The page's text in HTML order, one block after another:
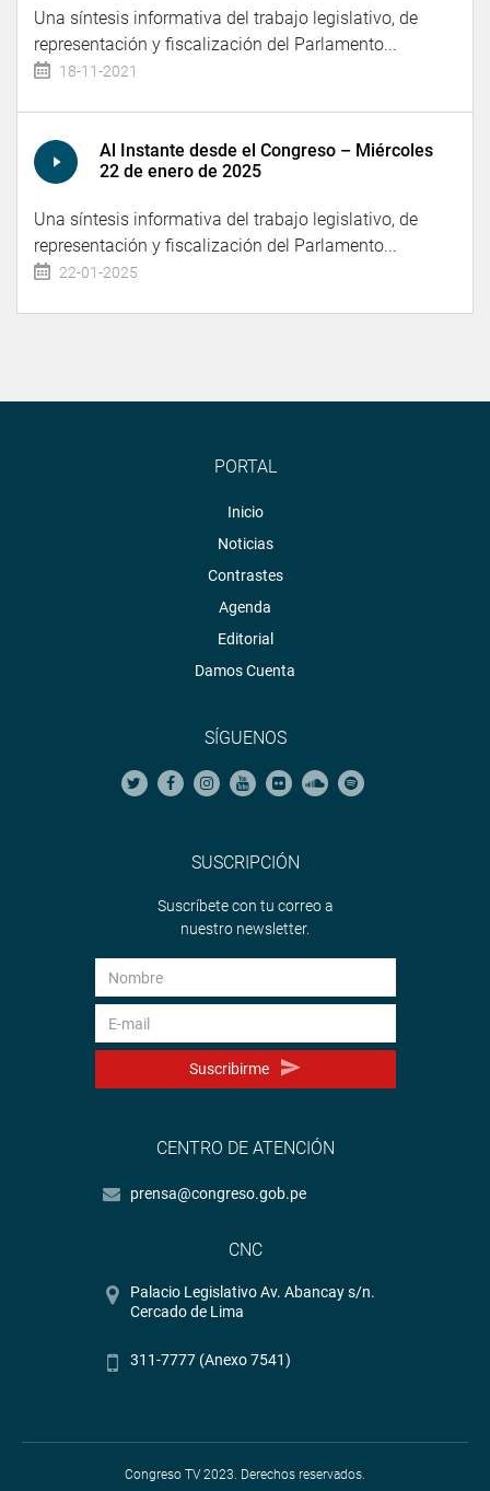
Una síntesis informativa del trabajo legislativo, de
representación y fiscalización del Parlamento...
18-11-2021
Al Instante desde el Congreso – Miércoles
22 de enero de 2025
Una síntesis informativa del trabajo legislativo, de
representación y fiscalización del Parlamento...
22-01-2025
PORTAL
Inicio
Noticias
Contrastes
Agenda
Editorial
Damos Cuenta
SÍGUENOS
SUSCRIPCIÓN
Suscríbete con tu correo a
nuestro newsletter.
Suscribirme
CENTRO DE ATENCIÓN
prensa@congreso.gob.pe
CNC
Palacio Legislativo Av. Abancay s/n.
Cercado de Lima
311-7777 (Anexo 7541)
Congreso TV 2023. Derechos reservados.